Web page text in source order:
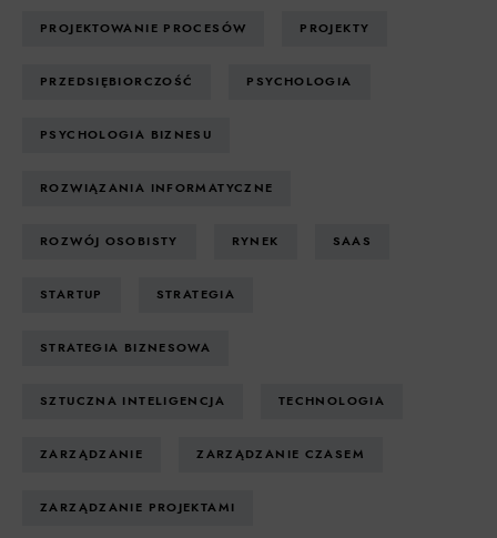
PROJEKTOWANIE PROCESÓW PROJEKTY
PRZEDSIĘBIORCZOŚĆ PSYCHOLOGIA
PSYCHOLOGIA BIZNESU
ROZWIĄZANIA INFORMATYCZNE
ROZWÓJ OSOBISTY RYNEK SAAS
STARTUP STRATEGIA
STRATEGIA BIZNESOWA
SZTUCZNA INTELIGENCJA TECHNOLOGIA
ZARZĄDZANIE ZARZĄDZANIE CZASEM
ZARZĄDZANIE PROJEKTAMI